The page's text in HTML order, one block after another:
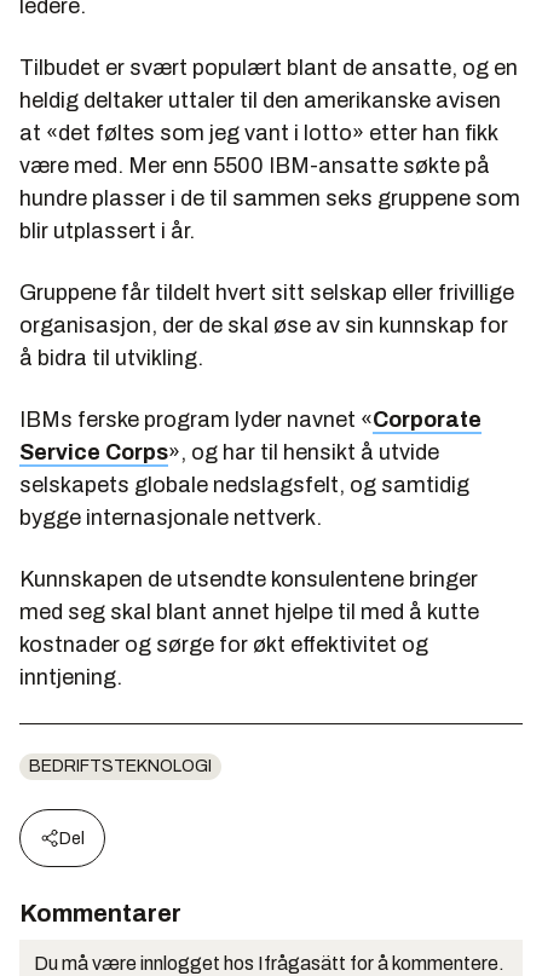
ledere.
Tilbudet er svært populært blant de ansatte, og en
heldig deltaker uttaler til den amerikanske avisen
at «det føltes som jeg vant i lotto» etter han fikk
være med. Mer enn 5500 IBM-ansatte søkte på
hundre plasser i de til sammen seks gruppene som
blir utplassert i år.
Gruppene får tildelt hvert sitt selskap eller frivillige
organisasjon, der de skal øse av sin kunnskap for
å bidra til utvikling.
IBMs ferske program lyder navnet «Corporate
Service Corps», og har til hensikt å utvide
selskapets globale nedslagsfelt, og samtidig
bygge internasjonale nettverk.
Kunnskapen de utsendte konsulentene bringer
med seg skal blant annet hjelpe til med å kutte
kostnader og sørge for økt effektivitet og
inntjening.
BEDRIFTSTEKNOLOGI
Del
Kommentarer
Du må være innlogget hos Ifrågasätt for å kommentere.